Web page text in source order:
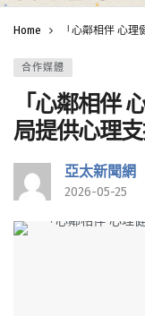
Home 「心鄰相伴 心
合作媒體
「心鄰相伴
局提供心理
亞太新聞網
2026-05-25